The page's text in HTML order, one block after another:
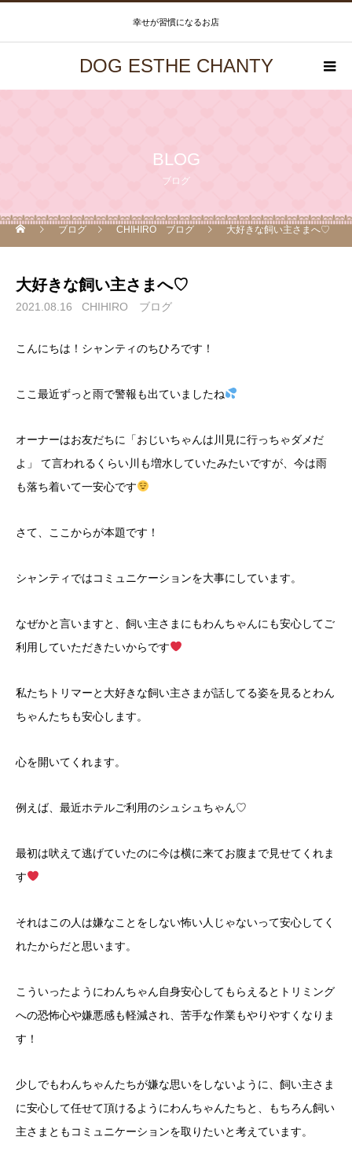
幸せが習慣になるお店
DOG ESTHE CHANTY
BLOG
ブログ
ブログ CHIHIRO ブログ 大好きな飼い主さまへ♡
大好きな飼い主さまへ♡
2021.08.16 CHIHIRO ブログ
こんにちは！シャンティのちひろです！
ここ最近ずっと雨で警報も出ていましたね
オーナーはお友だちに「おじいちゃんは川見に行っちゃダメだ
よ」 て言われるくらい川も増水していたみたいですが、今は雨
も落ち着いて一安心です
さて、ここからが本題です！
シャンティではコミュニケーションを大事にしています。
なぜかと言いますと、飼い主さまにもわんちゃんにも安心してご
利用していただきたいからです
私たちトリマーと大好きな飼い主さまが話してる姿を見るとわん
ちゃんたちも安心します。
心を開いてくれます。
例えば、最近ホテルご利用のシュシュちゃん♡
最初は吠えて逃げていたのに今は横に来てお腹まで見せてくれま
す
それはこの人は嫌なことをしない怖い人じゃないって安心してく
れたからだと思います。
こういったようにわんちゃん自身安心してもらえるとトリミング
への恐怖心や嫌悪感も軽減され、苦手な作業もやりやすくなりま
す！
少しでもわんちゃんたちが嫌な思いをしないように、飼い主さま
に安心して任せて頂けるようにわんちゃんたちと、もちろん飼い
主さまともコミュニケーションを取りたいと考えています。